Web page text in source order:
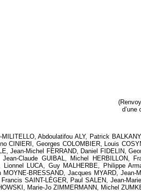
MILITELLO, Abdoulatifou ALY, Patrick
CINIERI, Georges COLOMBIER, Louis
Jean-Michel FERRAND, Daniel FIDELIN,
Jean-Claude GUIBAL, Michel HERBILLON,
Lionnel LUCA, Guy MALHERBE, Philippe
MOYNE-BRESSAND, Jacques MYARD,
Francis SAINT-LÉGER, Paul SALEN, Jean-
Marie-Jo ZIMMERMANN, Michel